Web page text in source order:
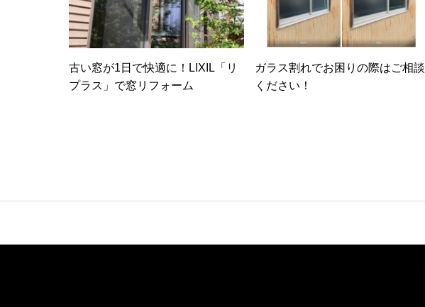
古い窓が1日で快適に！LIXIL「リ
プラス」で窓リフォーム
ガラス割れでお困りの際はご相談
ください！